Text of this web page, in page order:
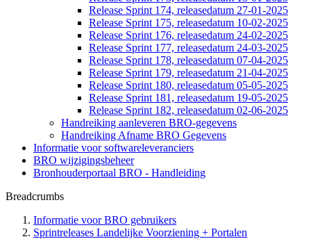
Release Sprint 174, releasedatum 27-01-2025
Release Sprint 175, releasedatum 10-02-2025
Release Sprint 176, releasedatum 24-02-2025
Release Sprint 177, releasedatum 24-03-2025
Release Sprint 178, releasedatum 07-04-2025
Release Sprint 179, releasedatum 21-04-2025
Release Sprint 180, releasedatum 05-05-2025
Release Sprint 181, releasedatum 19-05-2025
Release Sprint 182, releasedatum 02-06-2025
Handreiking aanleveren BRO-gegevens
Handreiking Afname BRO Gegevens
Informatie voor softwareleveranciers
BRO wijzigingsbeheer
Bronhouderportaal BRO - Handleiding
Breadcrumbs
Informatie voor BRO gebruikers
Sprintreleases Landelijke Voorziening + Portalen